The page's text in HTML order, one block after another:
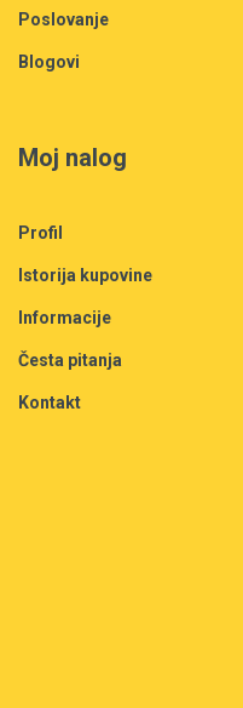
Poslovanje
Blogovi
Moj nalog
Profil
Istorija kupovine
Informacije
Česta pitanja
Kontakt